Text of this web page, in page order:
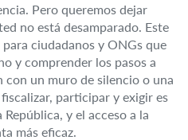
Pero queremos dejar
no está desamparado. Este
ciudadanos y ONGs que
y comprender los pasos a
con un muro de silencio o una
participar y exigir es
y el acceso a la
más eficaz.